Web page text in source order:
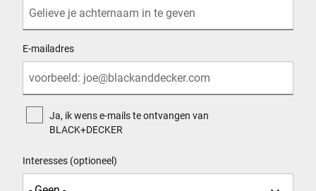
E-mailadres
Ja, ik wens e-mails te ontvangen van
BLACK+DECKER
Interesses (optioneel)